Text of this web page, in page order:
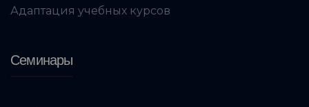
Адаптация учебных курсов
Семинары